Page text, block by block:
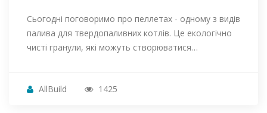
Сьогодні поговоримо про пеллетах - одному з видів
палива для твердопаливних котлів. Це екологічно
чисті гранули, які можуть створюватися…
AllBuild 1425